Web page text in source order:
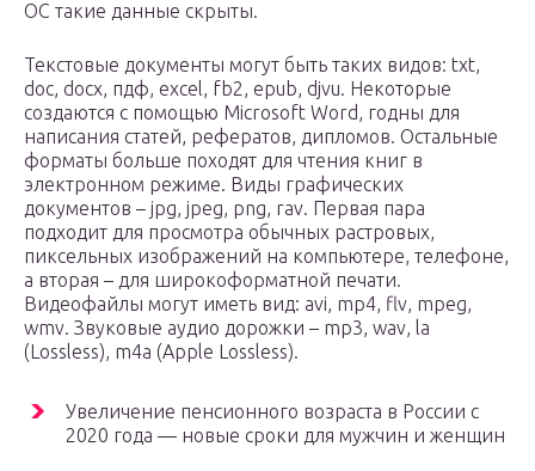
ОС такие данные скрыты.
Текстовые документы могут быть таких видов: txt,
doc, docx, пдф, excel, fb2, epub, djvu. Некоторые
создаются с помощью Microsoft Word, годны для
написания статей, рефератов, дипломов. Остальные
форматы больше походят для чтения книг в
электронном режиме. Виды графических
документов – jpg, jpeg, png, rav. Первая пара
подходит для просмотра обычных растровых,
пиксельных изображений на компьютере, телефоне,
а вторая – для широкоформатной печати.
Видеофайлы могут иметь вид: avi, mp4, flv, mpeg,
wmv. Звуковые аудио дорожки – mp3, wav, la
(Lossless), m4a (Apple Lossless).
Увеличение пенсионного возраста в России с
2020 года — новые сроки для мужчин и женщин